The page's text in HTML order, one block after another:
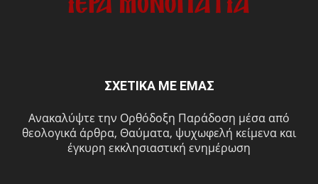
ΣΧΕΤΙΚΑ ΜΕ ΕΜΑΣ
Ανακαλύψτε την Ορθόδοξη Παράδοση μέσα από
θεολογικά άρθρα, Θαύματα, ψυχωφελή κείμενα και
έγκυρη εκκλησιαστική ενημέρωση